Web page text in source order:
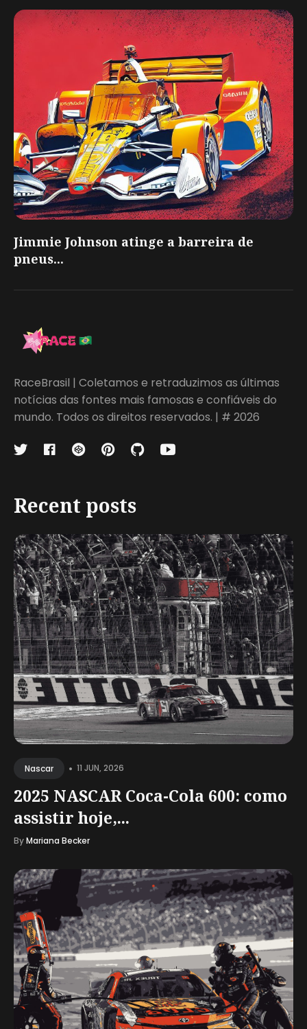
Jimmie Johnson atinge a barreira de
pneus...
RaceBrasil | Coletamos e retraduzimos as últimas
notícias das fontes mais famosas e confiáveis do
mundo. Todos os direitos reservados. | # 2026
Recent posts
Nascar • 11 JUN, 2026
2025 NASCAR Coca-Cola 600: como
assistir hoje,...
ByMariana Becker